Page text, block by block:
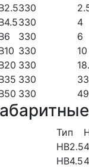
330
330 4
330 6
330 10
330
330
330 49
Тип
НВ2.5
НВ4.5